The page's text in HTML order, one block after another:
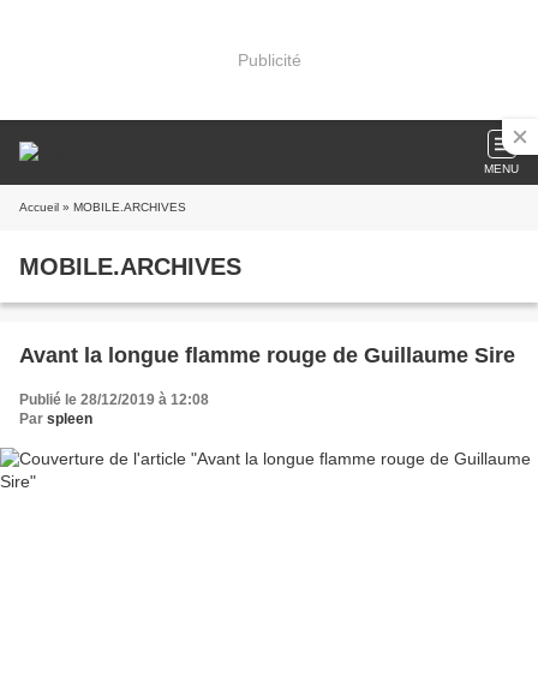
Publicité
MENU
Accueil » MOBILE.ARCHIVES
MOBILE.ARCHIVES
Avant la longue flamme rouge de Guillaume Sire
Publié le 28/12/2019 à 12:08
Par spleen